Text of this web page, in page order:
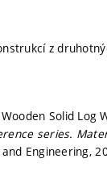
z
Solid Log
series.
Engineering,